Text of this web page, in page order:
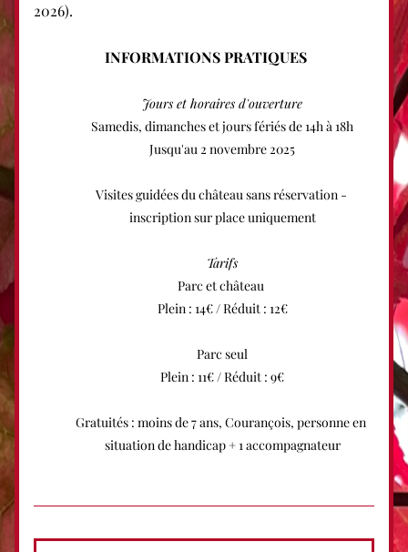
2026).
INFORMATIONS PRATIQUES
Jours et horaires d'ouverture
Samedis, dimanches et jours fériés de 14h à 18h
Jusqu'au 2 novembre 2025
Visites guidées du château sans réservation -
inscription sur place uniquement
Tarifs
Parc et château
Plein : 14€ / Réduit : 12€
Parc seul
Plein : 11€ / Réduit : 9€
Gratuités : moins de 7 ans, Courançois, personne en
situation de handicap + 1 accompagnateur